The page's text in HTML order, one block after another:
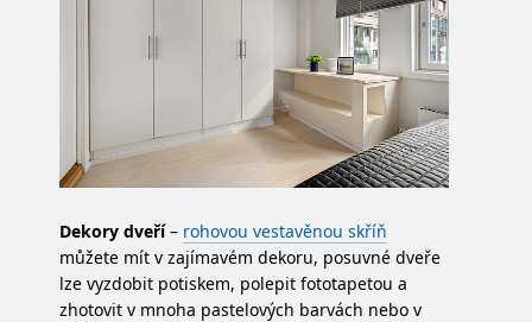
Dekory dveří– rohovou vestavěnou skříň
můžete mít v zajímavém dekoru, posuvné dveře
lze vyzdobit potiskem, polepit fototapetou a
zhotovit v mnoha pastelových barvách nebo v